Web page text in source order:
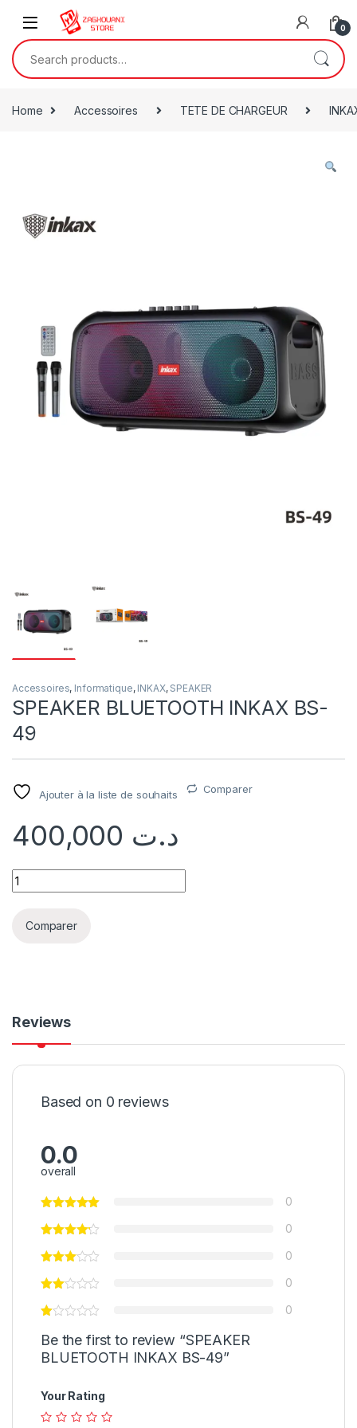
0
Home Accessoires TETE DE CHARGEUR
Accessoires, Informatique, INKAX, SPEAKER
SPEAKER BLUETOOTH INKAX BS-
49
Ajouter à la liste de souhaits Comparer
د.ت
Comparer
Reviews
Based on 0 reviews
0.0
overall
0
0
0
0
0
Be the first to review “SPEAKER
BLUETOOTH INKAX BS-49”
Your Rating